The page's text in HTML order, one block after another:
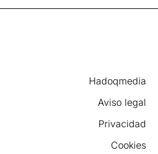
Hadoqmedia
Aviso legal
Privacidad
Cookies